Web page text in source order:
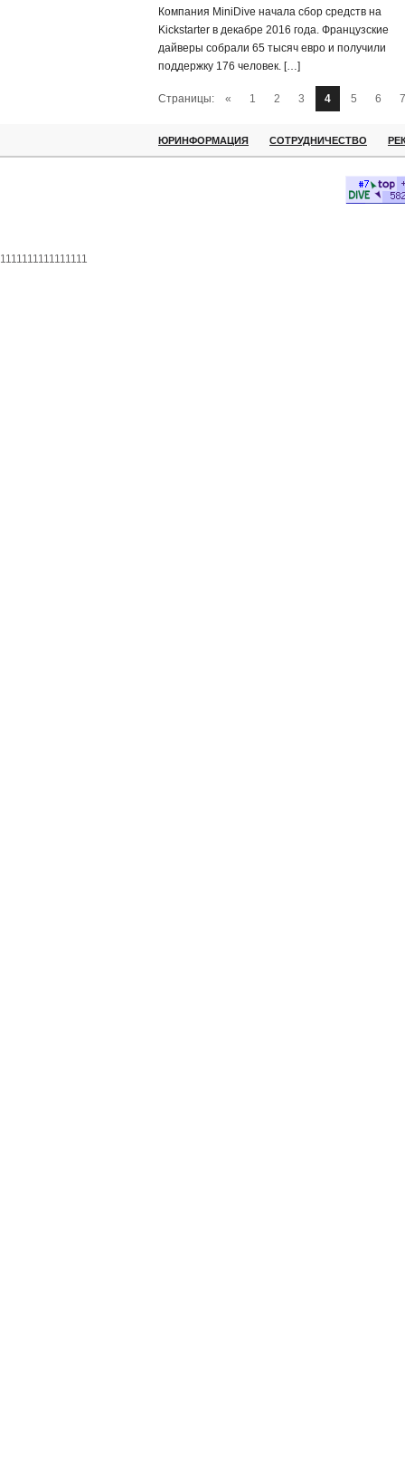
Компания MiniDive начала сбор средств на
Kickstarter в декабре 2016 года. Французские
дайверы собрали 65 тысяч евро и получили
поддержку 176 человек. […]
Страницы: « 1 2 3 4 5 6 7
ЮРИНФОРМАЦИЯ СОТРУДНИЧЕСТВО
1111111111111111